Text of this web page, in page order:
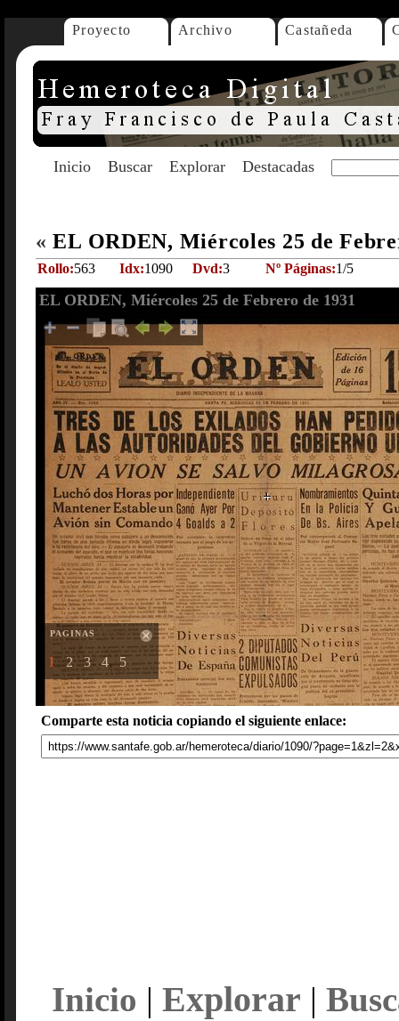
Proyecto Archivo Castañeda
Inicio Buscar Explorar Destacadas
« EL ORDEN, Miércoles 25 de
Rollo:563 Idx:1090 Dvd:3 Nº Páginas:1/5
EL ORDEN, Miércoles 25 de Febrero de 1931
PAGINAS
1 2 3 4 5
Comparte esta noticia copiando el siguiente enlace:
Inicio | Explorar |